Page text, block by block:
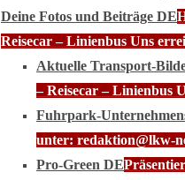
Deine Fotos und Beiträge DE
Reisecar – Linienbus Uns
Aktuelle Transport-
– Reisecar – Linienbus
Fuhrpark-
unter: redaktion@lkw-
Pro-Green DE